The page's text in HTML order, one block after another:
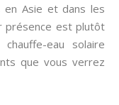
en Asie et dans les
présence est plutôt
eau solaire
que vous verrez